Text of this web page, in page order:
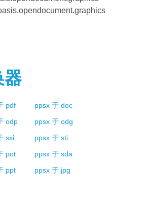
器
pdf ppsx 于 doc
odp ppsx 于 odg
sxi ppsx 于 sti
pot ppsx 于 sda
ppt ppsx 于 jpg